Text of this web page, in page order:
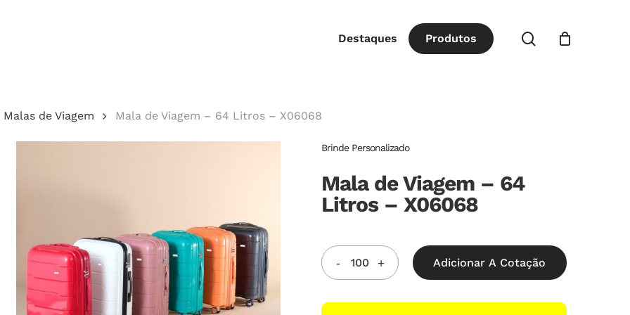
Destaques Produtos procurar
Malas de Viagem Mala de Viagem – 64 Litros – X06068
Brinde Personalizado
Mala de Viagem – 64
Litros – X06068
Adicionar A Cotação